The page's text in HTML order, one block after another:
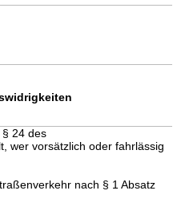
24 des
wer vorsätzlich oder fahrlässig
nach § 1 Absatz